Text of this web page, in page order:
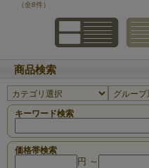
（全8件）
商品検索
キーワード検索
価格帯検索
円 ～